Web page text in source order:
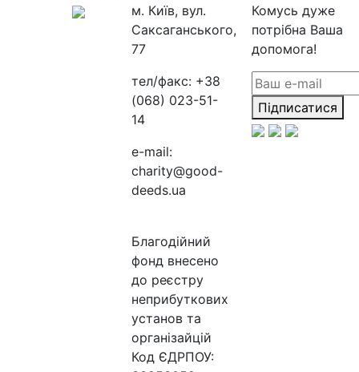
м. Київ, вул.
Саксаганського,
77
тел/факс: +38
(068) 023-51-
14
e-mail:
charity@good-
deeds.ua
Благодійний
фонд внесено
до реєстру
неприбуткових
установ та
організайцій
Код ЄДРПОУ:
Комусь дуже
потрібна Ваша
допомога!
Підписатися